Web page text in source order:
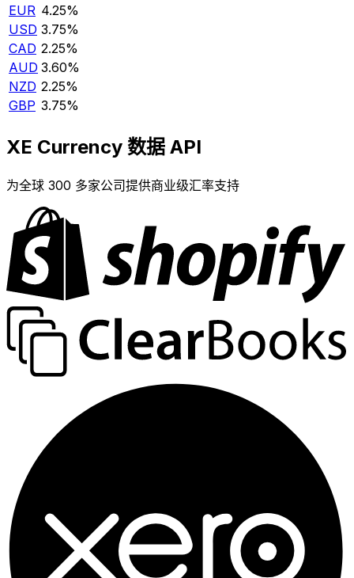
EUR 4.25%
USD 3.75%
CAD 2.25%
AUD 3.60%
NZD 2.25%
GBP 3.75%
XE Currency 数据 API
为全球 300 多家公司提供商业级汇率支持